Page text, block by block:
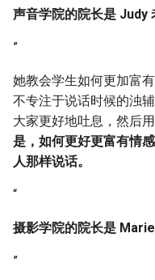
声音学院的院长是 Judy
”
她教会学生如何更加富
不专注于说话时候的浊
大家更好地吐息，然后
是，如何更好更富有情
人那样说话。
“
摄影学院的院长是
”